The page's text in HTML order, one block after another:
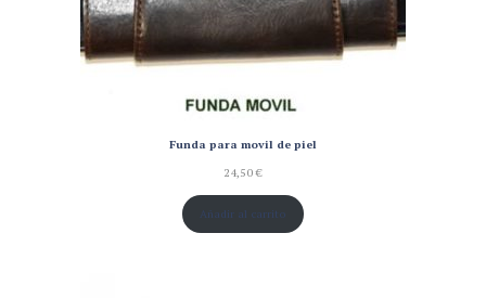
Funda para movil de piel
24,50€
Añadir al carrito